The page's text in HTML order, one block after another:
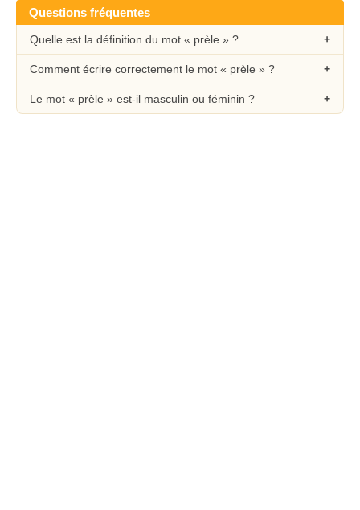
Questions fréquentes
Quelle est la définition du mot « prèle » ?
Comment écrire correctement le mot « prèle » ?
Le mot « prèle » est-il masculin ou féminin ?